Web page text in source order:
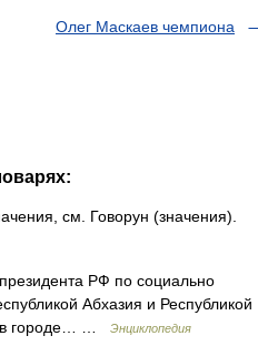
Олег Маскаев чемпиона
см. Говорун (значения).
РФ по социально
Абхазия и Республикой
в городе… …
Энциклопедия